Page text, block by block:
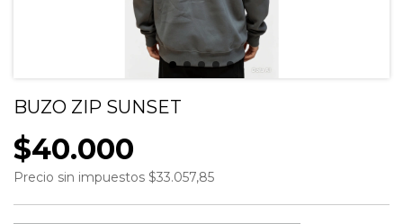
BUZO ZIP SUNSET
$40.000
Precio sin impuestos $33.057,85